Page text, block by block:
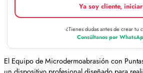
Ya soy cliente,
¿Tienes dudas antes de crear tu
Consúltanos por
El Equipo de Microdermoabrasión con